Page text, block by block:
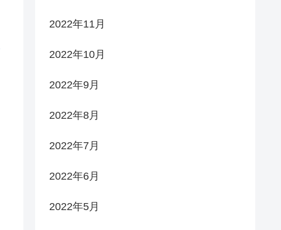
2022年11月
2022年10月
2022年9月
2022年8月
2022年7月
2022年6月
2022年5月